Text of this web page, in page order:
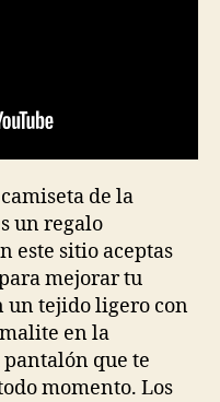
de la
un regalo
este sitio aceptas
mejorar tu
un tejido ligero con
en la
que te
momento. Los